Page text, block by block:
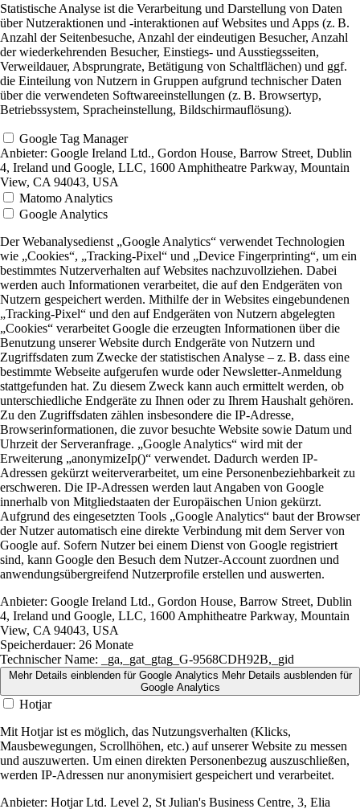
Statistische Analyse ist die Verarbeitung und Darstellung von Daten
über Nutzeraktionen und -interaktionen auf Websites und Apps (z. B.
Anzahl der Seitenbesuche, Anzahl der eindeutigen Besucher, Anzahl
der wiederkehrenden Besucher, Einstiegs- und Ausstiegsseiten,
Verweildauer, Absprungrate, Betätigung von Schaltflächen) und ggf.
die Einteilung von Nutzern in Gruppen aufgrund technischer Daten
über die verwendeten Softwareeinstellungen (z. B. Browsertyp,
Betriebssystem, Spracheinstellung, Bildschirmauflösung).
Google Tag Manager
Anbieter: Google Ireland Ltd., Gordon House, Barrow Street, Dublin
4, Ireland und Google, LLC, 1600 Amphitheatre Parkway, Mountain
View, CA 94043, USA
Matomo Analytics
Google Analytics
Der Webanalysedienst „Google Analytics“ verwendet Technologien
wie „Cookies“, „Tracking-Pixel“ und „Device Fingerprinting“, um ein
bestimmtes Nutzerverhalten auf Websites nachzuvollziehen. Dabei
werden auch Informationen verarbeitet, die auf den Endgeräten von
Nutzern gespeichert werden. Mithilfe der in Websites eingebundenen
„Tracking-Pixel“ und den auf Endgeräten von Nutzern abgelegten
„Cookies“ verarbeitet Google die erzeugten Informationen über die
Benutzung unserer Website durch Endgeräte von Nutzern und
Zugriffsdaten zum Zwecke der statistischen Analyse – z. B. dass eine
bestimmte Webseite aufgerufen wurde oder Newsletter-Anmeldung
stattgefunden hat. Zu diesem Zweck kann auch ermittelt werden, ob
unterschiedliche Endgeräte zu Ihnen oder zu Ihrem Haushalt gehören.
Zu den Zugriffsdaten zählen insbesondere die IP-Adresse,
Browserinformationen, die zuvor besuchte Website sowie Datum und
Uhrzeit der Serveranfrage. „Google Analytics“ wird mit der
Erweiterung „anonymizeIp()“ verwendet. Dadurch werden IP-
Adressen gekürzt weiterverarbeitet, um eine Personenbeziehbarkeit zu
erschweren. Die IP-Adressen werden laut Angaben von Google
innerhalb von Mitgliedstaaten der Europäischen Union gekürzt.
Aufgrund des eingesetzten Tools „Google Analytics“ baut der Browser
der Nutzer automatisch eine direkte Verbindung mit dem Server von
Google auf. Sofern Nutzer bei einem Dienst von Google registriert
sind, kann Google den Besuch dem Nutzer-Account zuordnen und
anwendungsübergreifend Nutzerprofile erstellen und auswerten.
Anbieter: Google Ireland Ltd., Gordon House, Barrow Street, Dublin
4, Ireland und Google, LLC, 1600 Amphitheatre Parkway, Mountain
View, CA 94043, USA
Speicherdauer: 26 Monate
Technischer Name: _ga,_gat_gtag_G-9568CDH92B,_gid
Mehr Details einblendenfür Google Analytics Mehr Details ausblendenfür
Google Analytics
Hotjar
Mit Hotjar ist es möglich, das Nutzungsverhalten (Klicks,
Mausbewegungen, Scrollhöhen, etc.) auf unserer Website zu messen
und auszuwerten. Um einen direkten Personenbezug auszuschließen,
werden IP-Adressen nur anonymisiert gespeichert und verarbeitet.
Anbieter: Hotjar Ltd. Level 2, St Julian's Business Centre, 3, Elia